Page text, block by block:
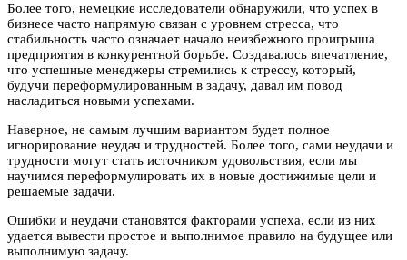
Более того, немецкие исследователи обнаружили, что успех в
бизнесе часто напрямую связан с уровнем стресса, что
стабильность часто означает начало неизбежного проигрыша
предприятия в конкурентной борьбе. Создавалось впечатление,
что успешные менеджеры стремились к стрессу, который,
будучи переформулированным в задачу, давал им повод
насладиться новыми успехами.
Наверное, не самым лучшим вариантом будет полное
игнорирование неудач и трудностей. Более того, сами неудачи и
трудности могут стать источником удовольствия, если мы
научимся переформулировать их в новые достижимые цели и
решаемые задачи.
Ошибки и неудачи становятся факторами успеха, если из них
удается вывести простое и выполнимое правило на будущее или
выполнимую задачу.